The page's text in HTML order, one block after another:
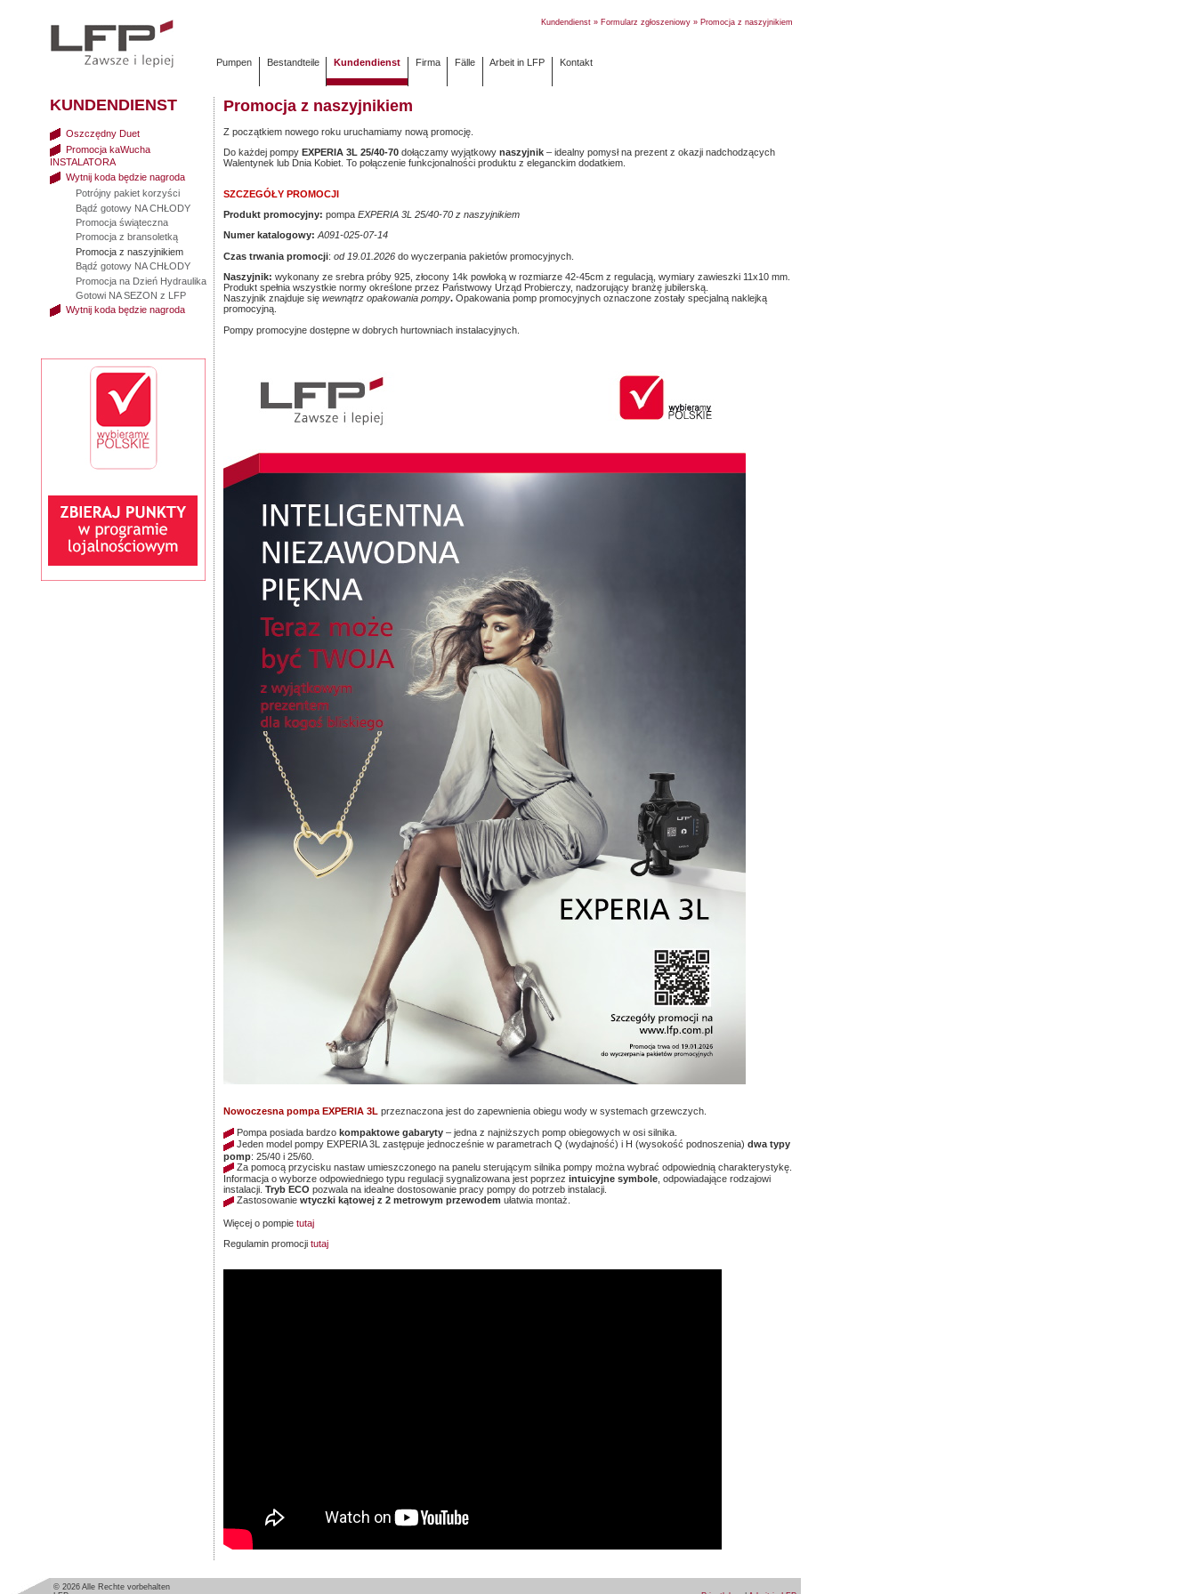
Kundendienst » Formularz zgłoszeniowy » Promocja z naszyjnikiem
Pumpen Bestandteile Kundendienst Firma Fälle Arbeit in LFP Kontakt
Promocja z naszyjnikiem
Z początkiem nowego roku uruchamiamy nową promocję.
Do każdej pompy EXPERIA 3L 25/40-70 dołączamy wyjątkowy naszyjnik – idealny pomysł na prezent z okazji nadchodzących
Walentynek lub Dnia Kobiet. To połączenie funkcjonalności produktu z eleganckim dodatkiem.
SZCZEGÓŁY PROMOCJI
Produkt promocyjny: pompa EXPERIA 3L 25/40-70 z naszyjnikiem
Numer katalogowy: A091-025-07-14
Czas trwania promocji: od 19.01.2026 do wyczerpania pakietów promocyjnych.
Naszyjnik: wykonany ze srebra próby 925, złocony 14k powłoką w rozmiarze 42-45cm z regulacją, wymiary zawieszki 11x10 mm.
Produkt spełnia wszystkie normy określone przez Państwowy Urząd Probierczy, nadzorujący branżę jubilerską.
Naszyjnik znajduje się wewnątrz opakowania pompy. Opakowania pomp promocyjnych oznaczone zostały specjalną naklejką
promocyjną.
Pompy promocyjne dostępne w dobrych hurtowniach instalacyjnych.
Nowoczesna pompa EXPERIA 3L przeznaczona jest do zapewnienia obiegu wody w systemach grzewczych.
Pompa posiada bardzo kompaktowe gabaryty – jedna z najniższych pomp obiegowych w osi silnika.
Jeden model pompy EXPERIA 3L zastępuje jednocześnie w parametrach Q (wydajność) i H (wysokość podnoszenia) dwa typy
pomp: 25/40 i 25/60.
Za pomocą przycisku nastaw umieszczonego na panelu sterującym silnika pompy można wybrać odpowiednią charakterystykę.
Informacja o wyborze odpowiedniego typu regulacji sygnalizowana jest poprzez intuicyjne symbole , odpowiadające rodzajowi
instalacji. Tryb ECO pozwala na idealne dostosowanie pracy pompy do potrzeb instalacji.
Zastosowanie wtyczki kątowej z 2 metrowym przewodem ułatwia montaż.
Więcej o pompie tutaj
Regulamin promocji tutaj
KUNDENDIENST
Oszczędny Duet
Promocja kaWucha
INSTALATORA
Wytnij koda będzie nagroda
Potrójny pakiet korzyści
Bądź gotowy NA CHŁODY
Promocja świąteczna
Promocja z bransoletką
Promocja z naszyjnikiem
Bądź gotowy NA CHŁODY
Promocja na Dzień Hydraulika
Gotowi NA SEZON z LFP
Wytnij koda będzie nagroda
© 2026 Alle Rechte vorbehalten